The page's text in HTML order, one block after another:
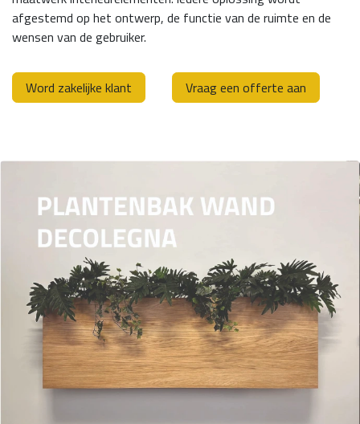
afgestemd op het ontwerp, de functie van de ruimte en de
wensen van de gebruiker.
Word zakelijke klant Vraag een offerte aan